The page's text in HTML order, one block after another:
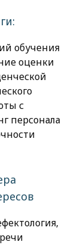
обучения
оценки
с
персонала